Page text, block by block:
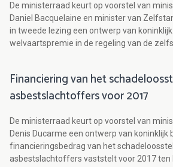
De ministerraad keurt op voorstel van
Daniel Bacquelaine en minister van
in tweede lezing een ontwerp van
welvaartspremie in de regeling van de
Financiering van het
asbestslachtoffers voor 2017
De ministerraad keurt op voorstel van
Denis Ducarme een ontwerp van koninklijk
financieringsbedrag van het
asbestslachtoffers vaststelt voor 2017 ten